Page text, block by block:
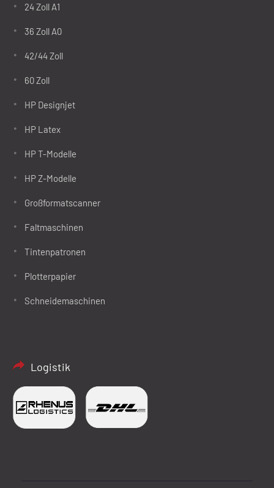
24 Zoll A1
36 Zoll A0
42/44 Zoll
60 Zoll
HP Designjet
HP Latex
HP T-Modelle
HP Z-Modelle
Großformatscanner
Faltmaschinen
Tintenpatronen
Plotterpapier
Schneidemaschinen
Logistik